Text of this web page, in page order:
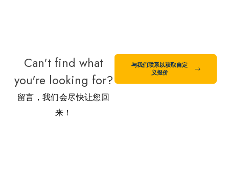
Can't find what
you're looking for?
留言，我们会尽快让您回
来！
与我们联系以获取自定
义报价